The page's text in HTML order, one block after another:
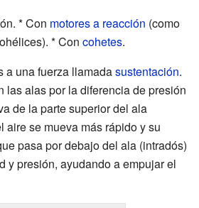
* Con motores a reacción (como
* Con cohetes.
a una fuerza llamadasustentación.
las alas por la diferencia de presión
de la parte superior del ala
aire se mueva más rápido y su
pasa por debajo del ala (intradós)
y presión, ayudando a empujar el